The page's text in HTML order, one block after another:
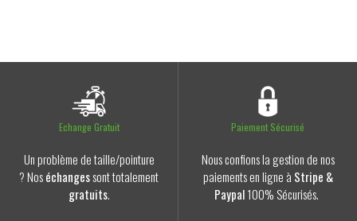
Echange Gratuit
Un problème de taille/pointure
? Noséchangessont totalement
gratuits.
Paiement Sécurisé
Nous confions la gestion de nos
paiements en ligne à Stripe &
Paypal100% Sécurisés.